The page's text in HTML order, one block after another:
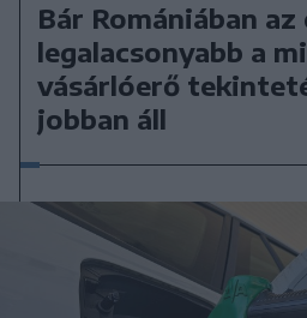
Bár Romániában
legalacsonyabb a
vásárlóerő
jobban áll